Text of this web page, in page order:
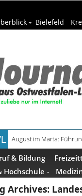
Bielefeld
August im Marta:
Frühaufsteher-Führung
& Bildung
Hochschule
Archives: